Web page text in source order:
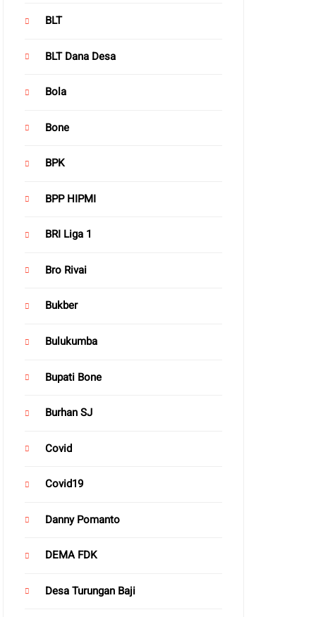
BLT
BLT Dana Desa
Bola
Bone
BPK
BPP HIPMI
BRI Liga 1
Bro Rivai
Bukber
Bulukumba
Bupati Bone
Burhan SJ
Covid
Covid19
Danny Pomanto
DEMA FDK
Desa Turungan Baji